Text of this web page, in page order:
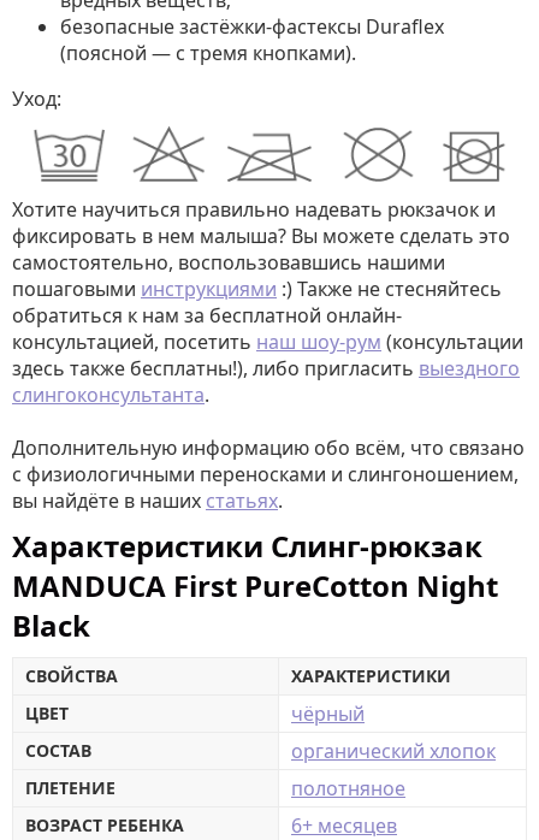
безопасные застёжки-фастексы Duraflex
(поясной — с тремя кнопками).
Уход:
Хотите научиться правильно надевать рюкзачок и
фиксировать в нем малыша? Вы можете сделать это
самостоятельно, воспользовавшись нашими
пошаговыми инструкциями :) Также не стесняйтесь
обратиться к нам за бесплатной онлайн-
консультацией, посетить наш шоу-рум (консультации
здесь также бесплатны!), либо пригласить выездного
слингоконсультанта.
Дополнительную информацию обо всём, что связано
с физиологичными переносками и слингоношением,
вы найдёте в наших статьях.
Характеристики Слинг-рюкзак
MANDUCA First PureCotton Night
Black
СВОЙСТВА
ХАРАКТЕРИСТИКИ
ЦВЕТ
чёрный
СОСТАВ органический хлопок
ПЛЕТЕНИЕ полотняное
ВОЗРАСТ РЕБЕНКА 6+ месяцев